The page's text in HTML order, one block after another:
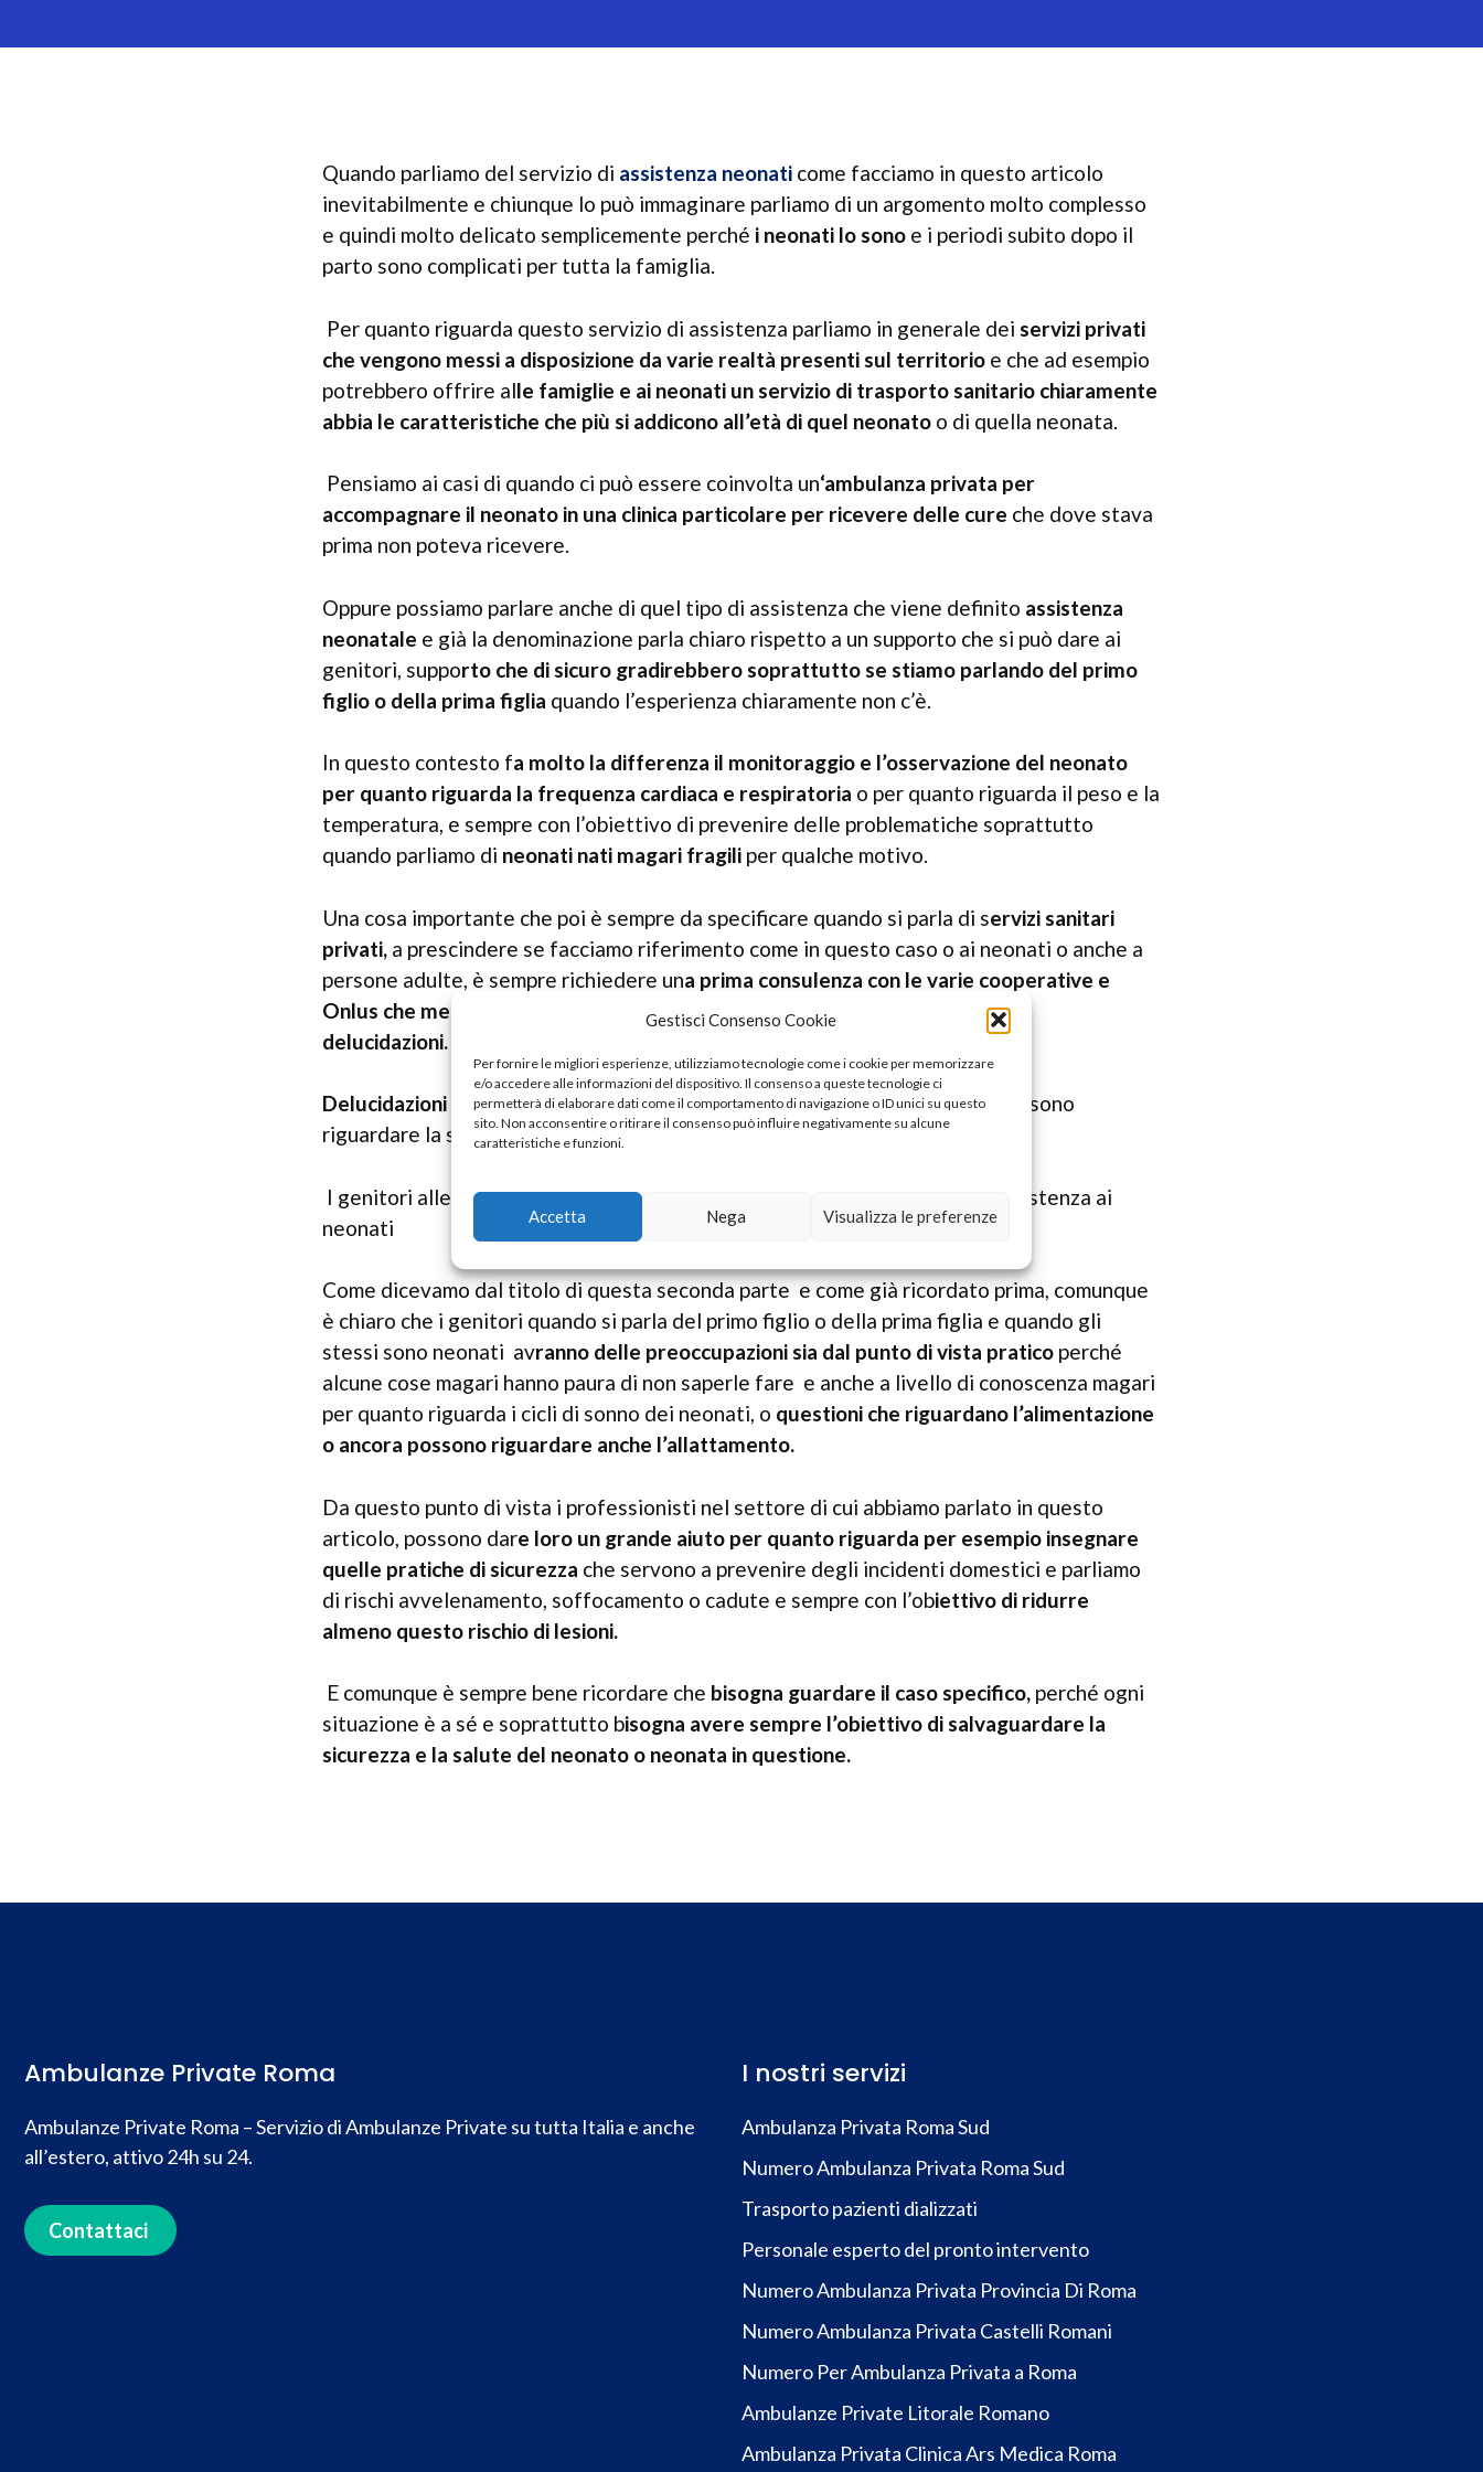
Gestisci Consenso Cookie
Per fornire le migliori esperienze, utilizziamo tecnologie come i cookie per memorizzare
e/o accedere alle informazioni del dispositivo. Il consenso a queste tecnologie ci
permetterà di elaborare dati come il comportamento di navigazione o ID unici su questo
sito. Non acconsentire o ritirare il consenso può influire negativamente su alcune
caratteristiche e funzioni.
Accetta Nega Visualizza le preferenze
Quando parliamo del servizio di assistenza neonati come facciamo in questo articolo
inevitabilmente e chiunque lo può immaginare parliamo di un argomento molto complesso
e quindi molto delicato semplicemente perché i neonati lo sono e i periodi subito dopo il
parto sono complicati per tutta la famiglia.
Per quanto riguarda questo servizio di assistenza parliamo in generale dei servizi privati
che vengono messi a disposizione da varie realtà presenti sul territorio e che ad esempio
potrebbero offrire alle famiglie e ai neonati un servizio di trasporto sanitario chiaramente
abbia le caratteristiche che più si addicono all’età di quel neonato o di quella neonata.
Pensiamo ai casi di quando ci può essere coinvolta un‘ambulanza privata per
accompagnare il neonato in una clinica particolare per ricevere delle cure che dove stava
prima non poteva ricevere.
Oppure possiamo parlare anche di quel tipo di assistenza che viene definito assistenza
neonatale e già la denominazione parla chiaro rispetto a un supporto che si può dare ai
genitori, supporto che di sicuro gradirebbero soprattutto se stiamo parlando del primo
figlio o della prima figlia quando l’esperienza chiaramente non c’è.
In questo contesto fa molto la differenza il monitoraggio e l’osservazione del neonato
per quanto riguarda la frequenza cardiaca e respiratoria o per quanto riguarda il peso e la
temperatura, e sempre con l’obiettivo di prevenire delle problematiche soprattutto
quando parliamo di neonati nati magari fragili per qualche motivo.
Una cosa importante che poi è sempre da specificare quando si parla di servizi sanitari
privati, a prescindere se facciamo riferimento come in questo caso o ai neonati o anche a
persone adulte, è sempre richiedere una prima consulenza con le varie cooperative e
Onlus che mettono a disposizione questi servizi così da poter ricevere delle
delucidazioni.
Delucidazioni sia sul servizio e sia anche consigli e informazioni varieche possono
riguardare la situazione del neonato o della neonata nello specifico
I genitori alle prime armi sono sempre preoccupati per quanto riguarda l’assistenza ai
neonati
Come dicevamo dal titolo di questa seconda parte e come già ricordato prima, comunque
è chiaro che i genitori quando si parla del primo figlio o della prima figlia e quando gli
stessi sono neonati avranno delle preoccupazioni sia dal punto di vista pratico perché
alcune cose magari hanno paura di non saperle fare e anche a livello di conoscenza magari
per quanto riguarda i cicli di sonno dei neonati, o questioni che riguardano l’alimentazione
o ancora possono riguardare anche l’allattamento.
Da questo punto di vista i professionisti nel settore di cui abbiamo parlato in questo
articolo, possono dare loro un grande aiuto per quanto riguarda per esempio insegnare
quelle pratiche di sicurezza che servono a prevenire degli incidenti domestici e parliamo
di rischi avvelenamento, soffocamento o cadute e sempre con l’obiettivo di ridurre
almeno questo rischio di lesioni.
E comunque è sempre bene ricordare che bisogna guardare il caso specifico, perché ogni
situazione è a sé e soprattutto bisogna avere sempre l’obiettivo di salvaguardare la
sicurezza e la salute del neonato o neonata in questione.
Ambulanze Private Roma
Ambulanze Private Roma – Servizio di Ambulanze Private su tutta Italia e anche
all’estero, attivo 24h su 24.
Contattaci
I nostri servizi
Ambulanza Privata Roma Sud
Numero Ambulanza Privata Roma Sud
Trasporto pazienti dializzati
Personale esperto del pronto intervento
Numero Ambulanza Privata Provincia Di Roma
Numero Ambulanza Privata Castelli Romani
Numero Per Ambulanza Privata a Roma
Ambulanze Private Litorale Romano
Ambulanza Privata Clinica Ars Medica Roma